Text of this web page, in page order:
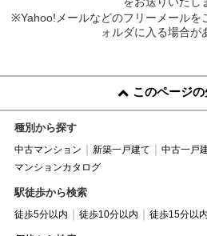
※Yahoo!メールなどのフリーメールを
ォルダに入る場合が
このページ
種別から探す
中古マンション 新築一戸建て 中古一戸
マンションカタログ
駅徒歩から検索
徒歩5分以内 徒歩10分以内 徒歩15分以内